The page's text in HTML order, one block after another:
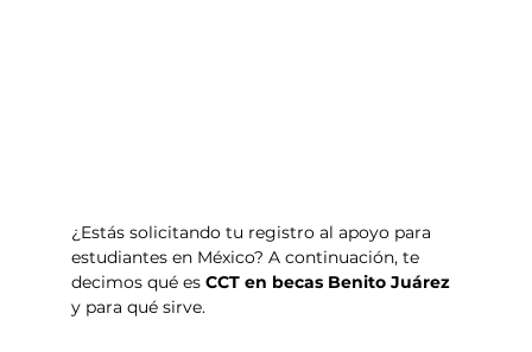
¿Estás solicitando tu registro al apoyo para
estudiantes en México? A continuación, te
decimos qué es CCT en becas Benito Juárez
y para qué sirve.